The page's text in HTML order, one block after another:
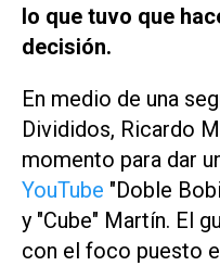
lo que tuvo que
decisión.
En medio de una
Divididos, Ricardo
momento para dar
YouTube "Doble
y "Cube" Martín. El
con el foco puesto